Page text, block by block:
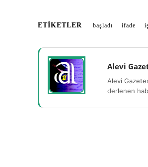
ETIKETLER başladı ifade
Alevi
Alevi
derlenen